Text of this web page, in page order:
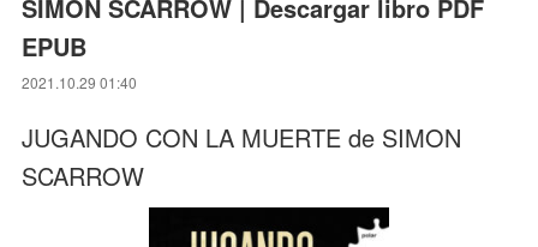
SIMON SCARROW | Descargar libro PDF
EPUB
2021.10.29 01:40
JUGANDO CON LA MUERTE de SIMON
SCARROW